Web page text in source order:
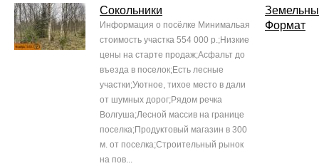
Сокольники
Информация о посёлке Минимальая
стоимость участка 554 000 р.;Низкие
цены на старте продаж;Асфальт до
въезда в поселок;Есть лесные
участки;Уютное, тихое место в дали
от шумных дорог;Рядом речка
Волгуша;Лесной массив на границе
поселка;Продуктовый магазин в 300
м. от поселка;Строительный рынок
на пов...
Формат